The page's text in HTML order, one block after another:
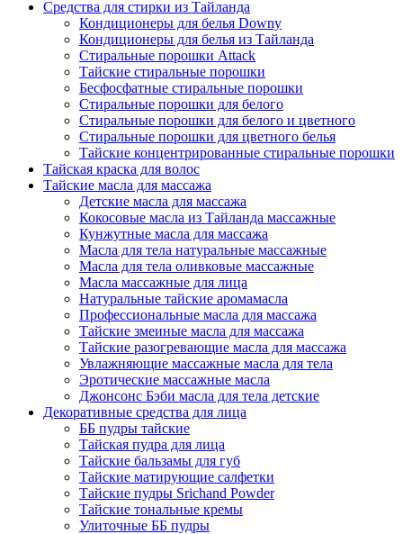
Средства для стирки из Тайланда
Кондиционеры для белья Downy
Кондиционеры для белья из Тайланда
Стиральные порошки Attack
Тайские стиральные порошки
Бесфосфатные стиральные порошки
Стиральные порошки для белого
Стиральные порошки для белого и цветного
Стиральные порошки для цветного белья
Тайские концентрированные стиральные порошки
Тайская краска для волос
Тайские масла для массажа
Детские масла для массажа
Кокосовые масла из Тайланда массажные
Кунжутные масла для массажа
Масла для тела натуральные массажные
Масла для тела оливковые массажные
Масла массажные для лица
Натуральные тайские аромамасла
Профессиональные масла для массажа
Тайские змеиные масла для массажа
Тайские разогревающие масла для массажа
Увлажняющие массажные масла для тела
Эротические массажные масла
Джонсонс Бэби масла для тела детские
Декоративные средства для лица
ББ пудры тайские
Тайская пудра для лица
Тайские бальзамы для губ
Тайские матирующие салфетки
Тайские пудры Srichand Powder
Тайские тональные кремы
Улиточные ББ пудры